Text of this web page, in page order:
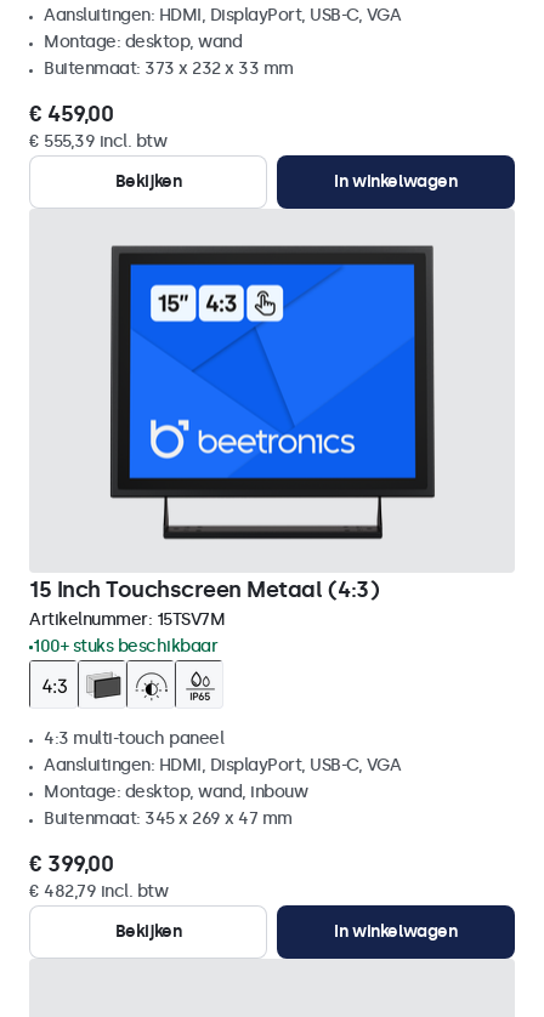
Aansluitingen: HDMI, DisplayPort, USB-C, VGA
Montage: desktop, wand
Buitenmaat: 373 x 232 x 33 mm
€ 459,00
€ 555,39 incl. btw
Bekijken
In winkelwagen
15 Inch Touchscreen Metaal (4:3)
Artikelnummer: 15TSV7M
100+ stuks beschikbaar
4:3 multi-touch paneel
Aansluitingen: HDMI, DisplayPort, USB-C, VGA
Montage: desktop, wand, inbouw
Buitenmaat: 345 x 269 x 47 mm
€ 399,00
€ 482,79 incl. btw
Bekijken
In winkelwagen